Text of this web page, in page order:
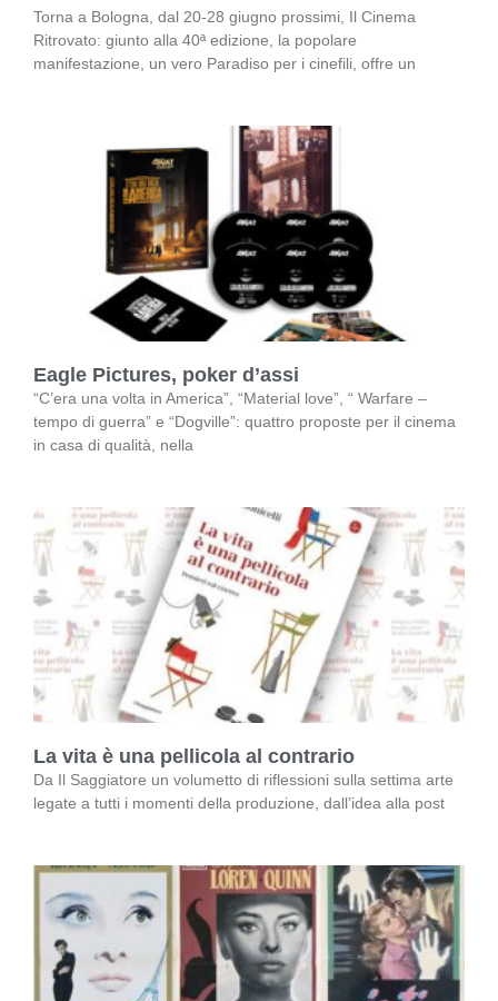
Torna a Bologna, dal 20-28 giugno prossimi, Il Cinema
Ritrovato: giunto alla 40ª edizione, la popolare
manifestazione, un vero Paradiso per i cinefili, offre un
Eagle Pictures, poker d’assi
“C’era una volta in America”, “Material love”, “ Warfare –
tempo di guerra” e “Dogville”: quattro proposte per il cinema
in casa di qualità, nella
La vita è una pellicola al contrario
Da Il Saggiatore un volumetto di riflessioni sulla settima arte
legate a tutti i momenti della produzione, dall’idea alla post